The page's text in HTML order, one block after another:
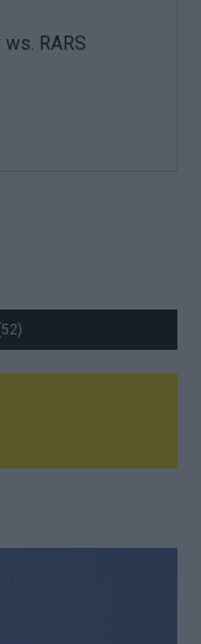
RARS